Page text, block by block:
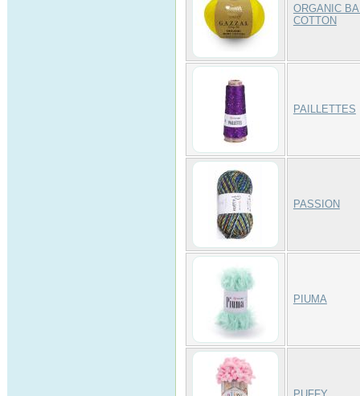
ORGANIC
COTTON
PAILLETTES
PASSION
PIUMA